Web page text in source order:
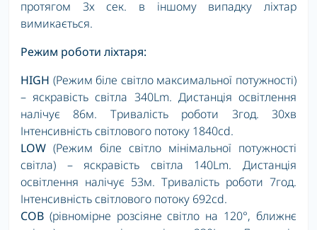
протягом 3х сек. в іншому випадку ліхтар
вимикається.
Режим роботи ліхтаря:
HIGH (Режим біле світло максимальної потужності)
– яскравість світла 340Lm. Дистанція освітлення
налічує 86м. Тривалість роботи 3год. 30хв
Інтенсивність світлового потоку 1840cd.
LOW (Режим біле світло мінімальної потужності
світла) – яскравість світла 140Lm. Дистанція
освітлення налічує 53м. Тривалість роботи 7год.
Інтенсивність світлового потоку 692cd.
COB (рівномірне розсіяне світло на 120°, ближнє